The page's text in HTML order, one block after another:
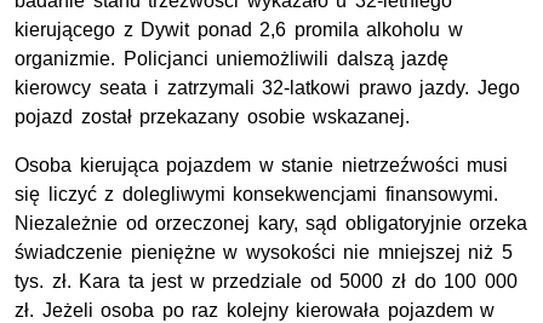
kierującego z Dywit ponad 2,6 promila alkoholu w
organizmie. Policjanci uniemożliwili dalszą jazdę
kierowcy seata i zatrzymali 32-latkowi prawo jazdy. Jego
pojazd został przekazany osobie wskazanej.
Osoba kierująca pojazdem w stanie nietrzeźwości musi
się liczyć z dolegliwymi konsekwencjami finansowymi.
Niezależnie od orzeczonej kary, sąd obligatoryjnie orzeka
świadczenie pieniężne w wysokości nie mniejszej niż 5
tys. zł. Kara ta jest w przedziale od 5000 zł do 100 000
zł. Jeżeli osoba po raz kolejny kierowała pojazdem w